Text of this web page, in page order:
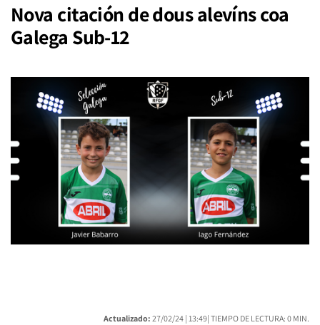
Nova citación de dous alevíns coa
Galega Sub-12
Actualizado: 27/02/24 | 13:49| TIEMPO DE LECTURA: 0 MIN.